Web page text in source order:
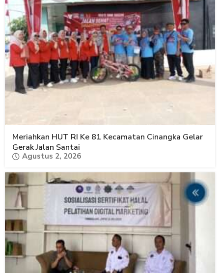
Meriahkan HUT RI Ke 81 Kecamatan Cinangka Gelar
Gerak Jalan Santai
Agustus 2, 2026